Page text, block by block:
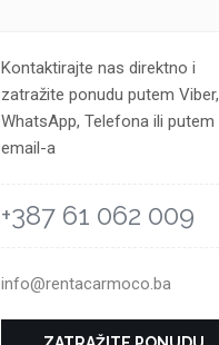
Kontaktirajte nas direktno i
zatražite ponudu putem Viber,
WhatsApp, Telefona ili putem
email-a
+387 61 062 009
info@rentacarmoco.ba